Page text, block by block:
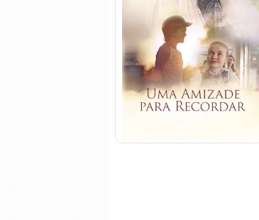
Uma Amizade para Recordar
Torrent (2025) WEB-DL 1080p
Dual Áudio